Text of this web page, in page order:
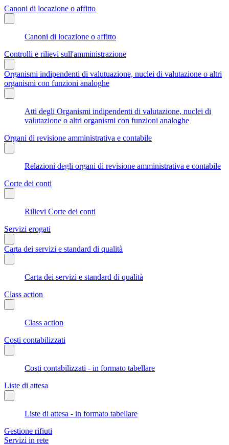
Canoni di locazione o affitto
Canoni di locazione o affitto
Controlli e rilievi sull'amministrazione
Organismi indipendenti di valutuazione, nuclei di valutazione o altri
organismi con funzioni analoghe
Atti degli Organismi indipendenti di valutazione, nuclei di
valutazione o altri organismi con funzioni analoghe
Organi di revisione amministrativa e contabile
Relazioni degli organi di revisione amministrativa e contabile
Corte dei conti
Rilievi Corte dei conti
Servizi erogati
Carta dei servizi e standard di qualità
Carta dei servizi e standard di qualità
Class action
Class action
Costi contabilizzati
Costi contabilizzati - in formato tabellare
Liste di attesa
Liste di attesa - in formato tabellare
Gestione rifiuti
Servizi in rete